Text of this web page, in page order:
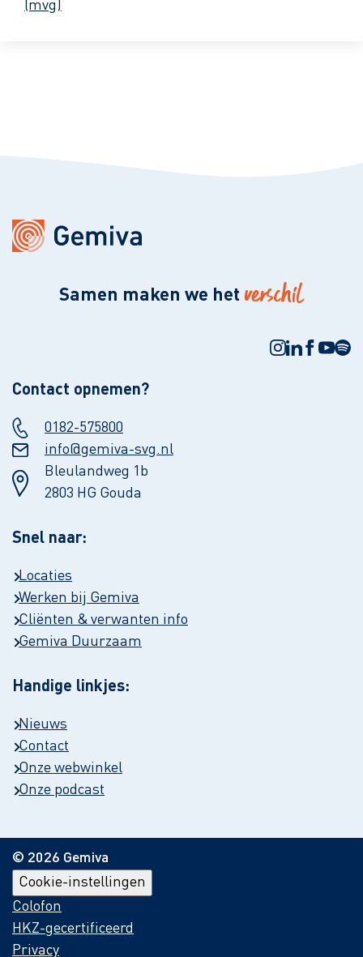
(mvg)
Samen maken we het verschil
Contact opnemen?
0182-575800
info@gemiva-svg.nl
Bleulandweg 1b
2803 HG Gouda
Snel naar:
Locaties
Werken bij Gemiva
Cliënten & verwanten info
Gemiva Duurzaam
Handige linkjes:
Nieuws
Contact
Onze webwinkel
Onze podcast
© 2026 Gemiva
Cookie-instellingen
Colofon
HKZ-gecertificeerd
Privacy